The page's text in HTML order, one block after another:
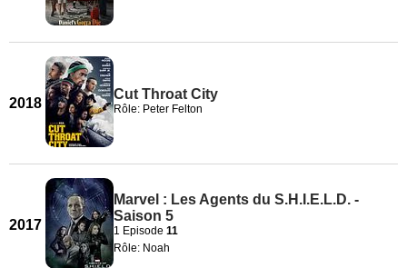
2018
Cut Throat City
Rôle: Peter Felton
2017
Marvel : Les Agents du S.H.I.E.L.D. -
Saison 5
1 Episode 11
Rôle: Noah